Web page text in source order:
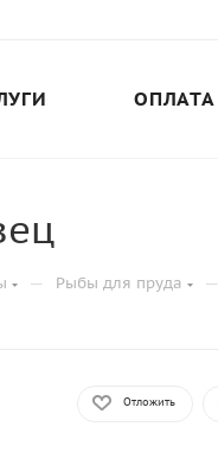
ОПЛАТА
— Рыбы для пруда —
Отложить